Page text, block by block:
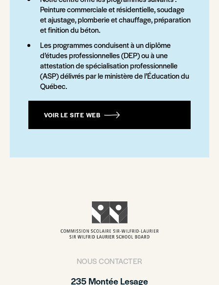
Peinture commerciale et résidentielle, soudage
et ajustage, plomberie et chauffage, préparation
et finition du béton.
Les programmes conduisent à un diplôme
d’études professionnelles (DEP) ou à une
attestation de spécialisation professionnelle
(ASP) délivrés par le ministère de l’Éducation du
Québec.
VOIR LE SITE WEB
NOUS CONTACTER
235 Montée Lesage